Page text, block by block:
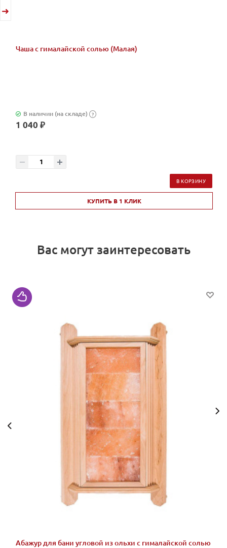
Чаша с гималайской солью (Малая)
В наличии (на складе) ?
1 040 ₽
В КОРЗИНУ
КУПИТЬ В 1 КЛИК
Вас могут заинтересовать
Абажур для бани угловой из ольхи с гималайской солью